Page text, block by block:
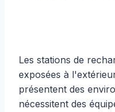
Les stations de
exposées à
présentent des
nécessitent des